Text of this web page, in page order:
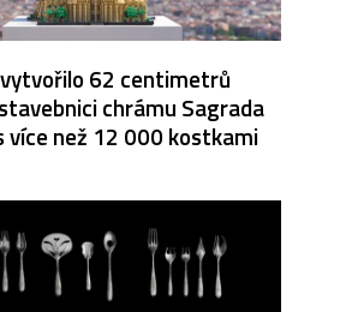
62 centimetrů
chrámu Sagrada
více než 12 000 kostkami